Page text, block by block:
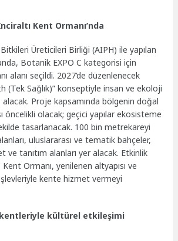
Kent Ormanı’nda
Üreticileri Birliği (AIPH) ile yapılan
Botanik EXPO C kategorisi için
alanı seçildi. 2027’de düzenlenecek
(Tek Sağlık)” konseptiyle insan ve ekoloji
alacak. Proje kapsamında bölgenin doğal
öncelikli olacak; geçici yapılar ekosisteme
tasarlanacak. 100 bin metrekareyi
uluslararası ve tematik bahçeler,
ve tanıtım alanları yer alacak. Etkinlik
Ormanı, yenilenen altyapısı ve
kente hizmet vermeyi
kültürel etkileşimi